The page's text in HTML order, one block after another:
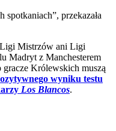
przekazała
Ligi Mistrzów ani Ligi
Madryt z Manchesterem
Królewskich muszą
wyniku testu
Los Blancos.